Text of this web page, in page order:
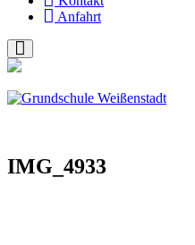
Anfahrt
IMG_4933